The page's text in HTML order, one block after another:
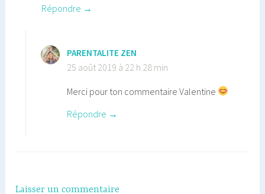
Répondre
PARENTALITE ZEN
25 août 2019 à 22 h 28 min
Merci pour ton commentaire Valentine
Répondre
Laisser un commentaire